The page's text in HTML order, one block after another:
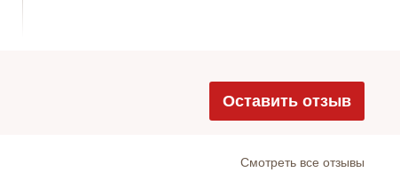
Оставить отзыв
Cмотреть все отзывы